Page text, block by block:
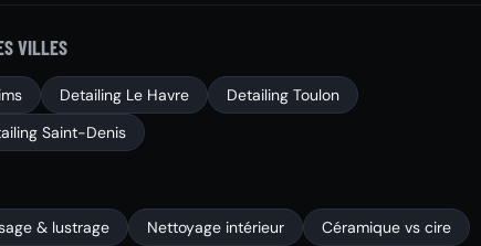
VILLES
Detailing Le Havre
Detailing Toulon
Saint-Denis
& lustrage Nettoyage intérieur Céramique vs cire